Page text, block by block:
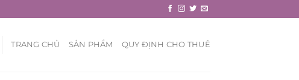
TRANG CHỦ SẢN PHẨM QUY ĐỊNH CHO THUÊ